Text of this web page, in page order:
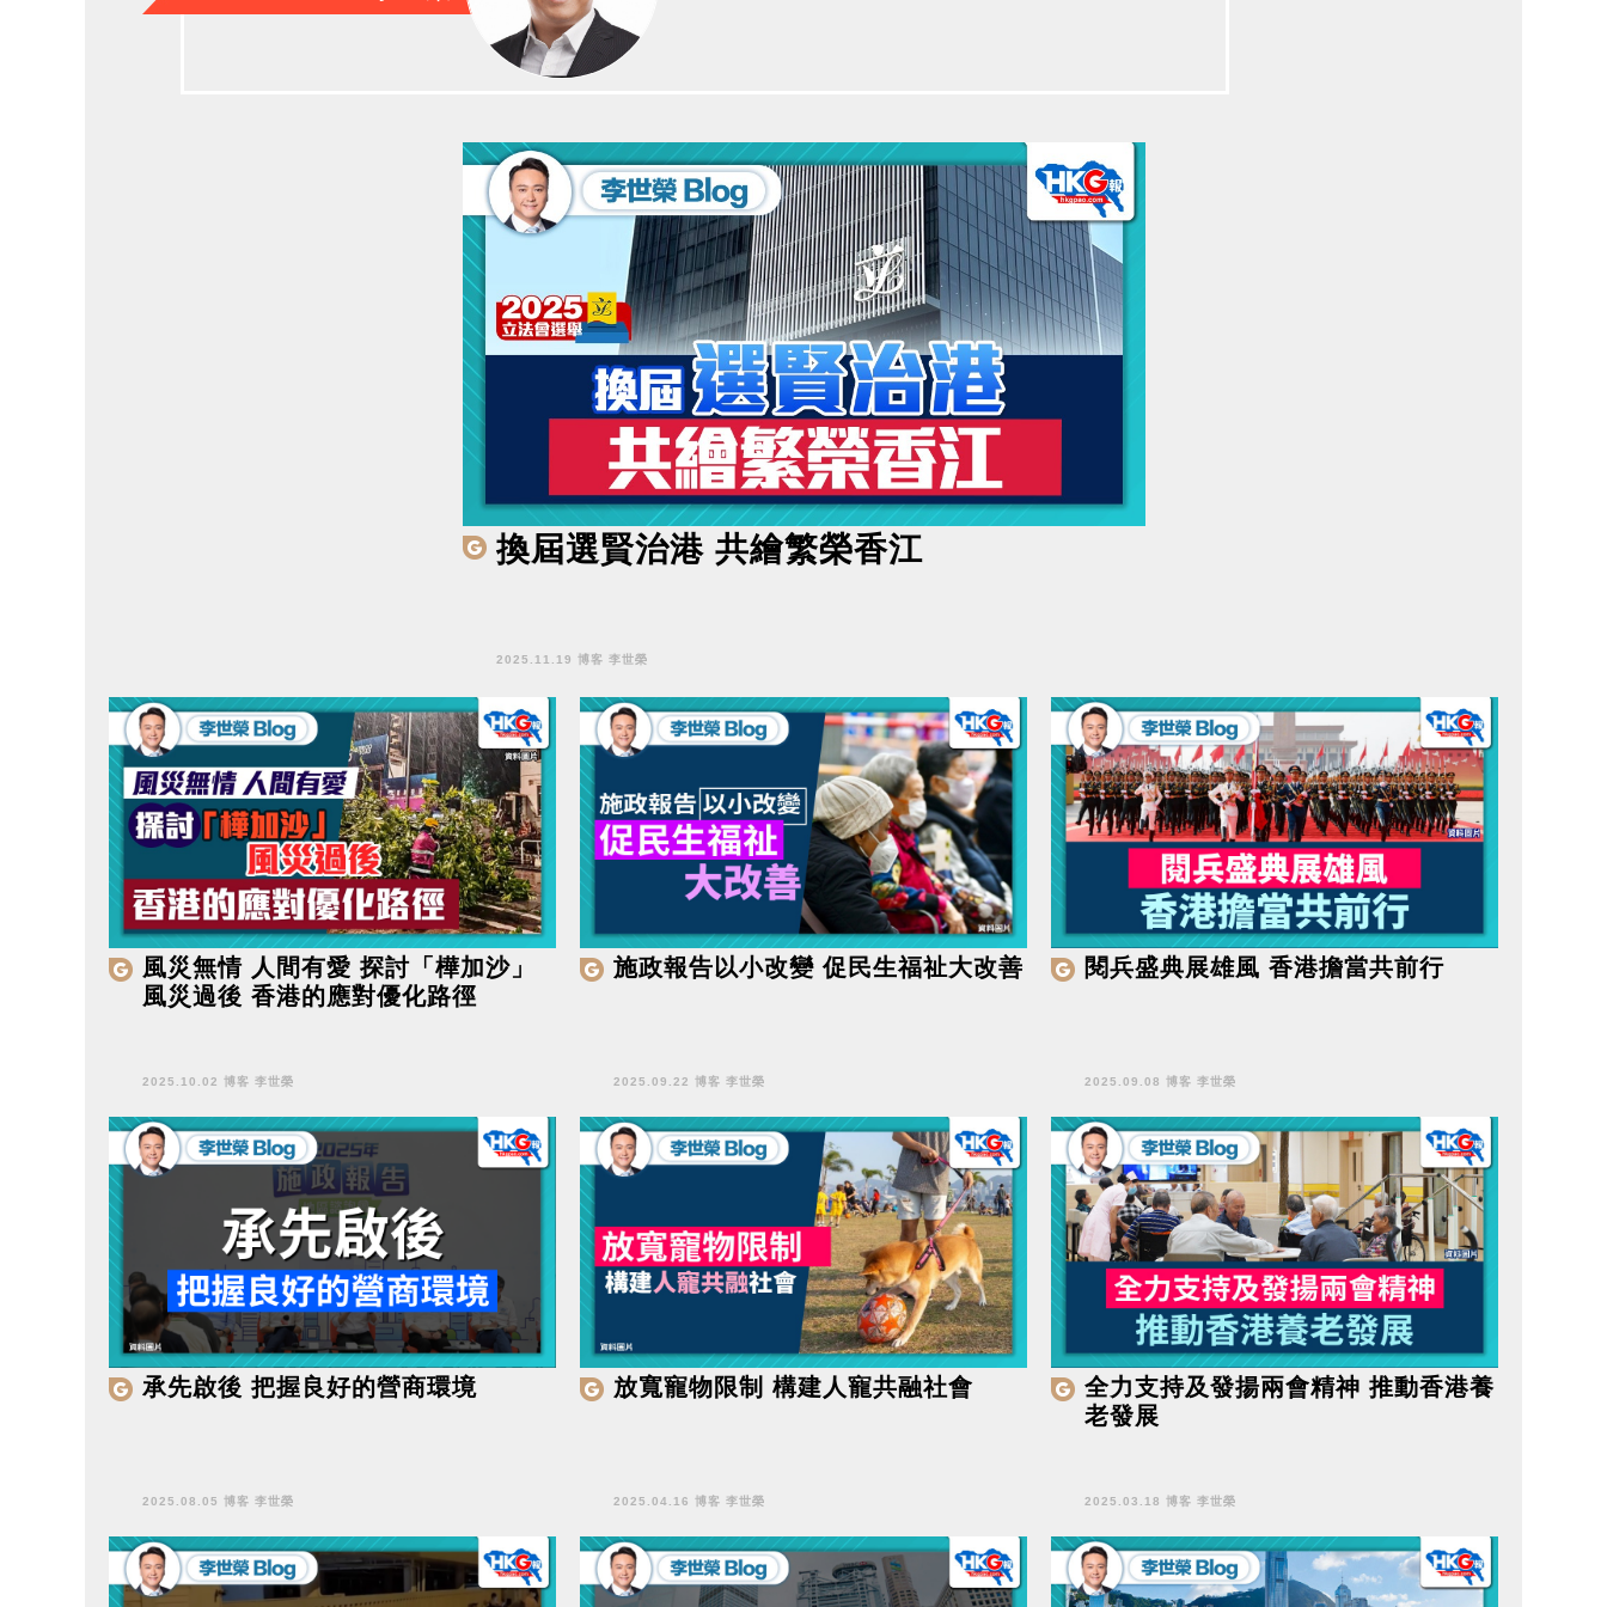
換屆選賢治港 共繪繁榮香江
2025.11.19 博客 李世榮
風災無情 人間有愛 探討「樺加沙」
風災過後 香港的應對優化路徑
2025.10.02 博客 李世榮
施政報告以小改變 促民生福祉大改善
2025.09.22 博客 李世榮
閱兵盛典展雄風 香港擔當共前行
2025.09.08 博客 李世榮
承先啟後 把握良好的營商環境
2025.08.05 博客 李世榮
放寬寵物限制 構建人寵共融社會
2025.04.16 博客 李世榮
全力支持及發揚兩會精神 推動香港養
老發展
2025.03.18 博客 李世榮